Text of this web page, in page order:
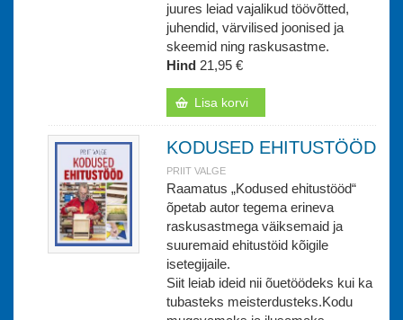
juures leiad vajalikud töövõtted,
juhendid, värvilised joonised ja
skeemid ning raskusastme.
Hind 21,95 €
Lisa korvi
KODUSED EHITUSTÖÖD
PRIIT VALGE
Raamatus „Kodused ehitustööd“
õpetab autor tegema erineva
raskusastmega väiksemaid ja
suuremaid ehitustöid kõigile
isetegijaile.
Siit leiab ideid nii õuetöödeks kui ka
tubasteks meisterdusteks.Kodu